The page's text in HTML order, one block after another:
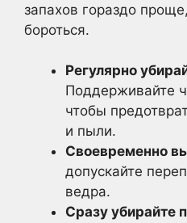
запахов гораздо
бороться.
Регулярно
Поддерживайте
чтобы
и пыли.
Своевременно
допускайте
ведра.
Сразу убирайте